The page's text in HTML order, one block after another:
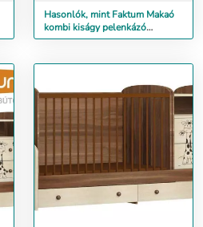
Hasonlók, mint Faktum Makaó
kombi kiságy pelenkázó
komóddal szilva/ juhar